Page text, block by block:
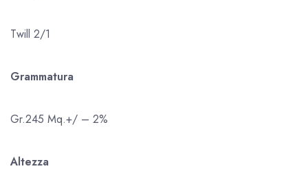
Twill 2/1
Grammatura
Gr.245 Mq.+/ – 2%
Altezza